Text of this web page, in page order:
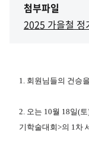
첨부파일
2025 가을철
1. 회원님들의 건승
2. 오는 10월 18일(
기학술대회>의 1차